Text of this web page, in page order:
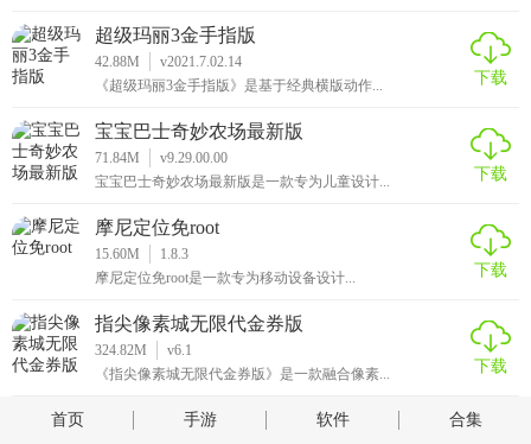
超级玛丽3金手指版
42.88M
v2021.7.02.14
《超级玛丽3金手指版》是基于经典横版动作...
下载
宝宝巴士奇妙农场最新版
71.84M
v9.29.00.00
宝宝巴士奇妙农场最新版是一款专为儿童设计...
下载
摩尼定位免root
15.60M
1.8.3
摩尼定位免root是一款专为移动设备设计...
下载
指尖像素城无限代金券版
324.82M
v6.1
《指尖像素城无限代金券版》是一款融合像素...
下载
首页 手游 软件 合集